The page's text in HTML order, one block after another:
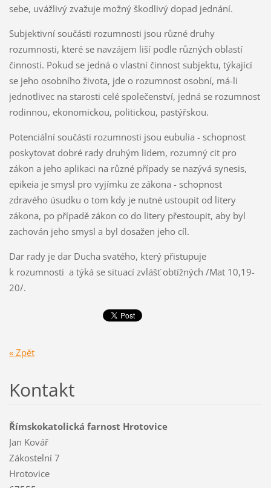
sebe, uvážlivý zvažuje možný škodlivý dopad jednání.
Subjektivní součásti rozumnosti jsou různé druhy
rozumnosti, které se navzájem liší podle různých oblastí
činnosti. Pokud se jedná o vlastní činnost subjektu, týkající
se jeho osobního života, jde o rozumnost osobní, má-li
jednotlivec na starosti celé společenství, jedná se rozumnost
rodinnou, ekonomickou, politickou, pastýřskou.
Potenciální součásti rozumnosti jsou eubulia - schopnost
poskytovat dobré rady druhým lidem, rozumný cit pro
zákon a jeho aplikaci na různé případy se nazývá synesis,
epikeia je smysl pro vyjímku ze zákona - schopnost
zdravého úsudku o tom kdy je nutné ustoupit od litery
zákona, po případě zákon co do litery přestoupit, aby byl
zachován jeho smysl a byl dosažen jeho cíl.
Dar rady je dar Ducha svatého, který přistupuje
k rozumnosti a týká se situací zvlášť obtížných /Mat 10,19-
20/.
« Zpět
Kontakt
Římskokatolická farnost Hrotovice
Jan Kovář
Zákostelní 7
Hrotovice